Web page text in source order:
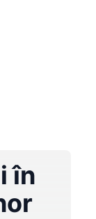
în